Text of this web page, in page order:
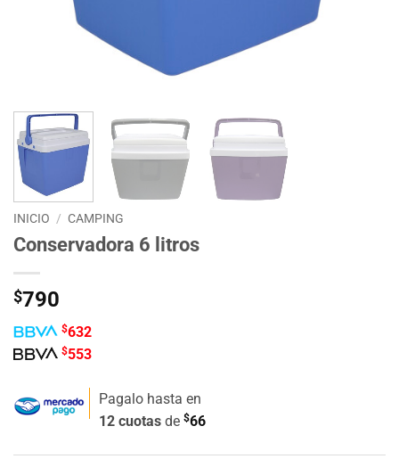
INICIO / CAMPING
Conservadora 6 litros
$790
$632
$553
Pagalo hasta en
12 cuotas de $66